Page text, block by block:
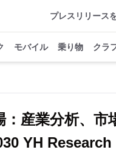
プレスリリース
モバイル 乗り物 クラ
産業分析、市
YH Research